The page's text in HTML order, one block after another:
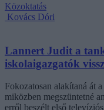
Közoktatás
Kovács Dóri
Lannert Judit a
iskolaigazgatók
Fokozatosan alakítaná át
miközben megszüntetné
erről beszélt első